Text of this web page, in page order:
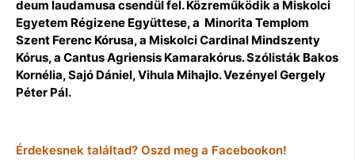
deum laudamusa csendül fel. Közreműködik a Miskolci
Egyetem Régizene Együttese, a Minorita Templom
Szent Ferenc Kórusa, a Miskolci Cardinal Mindszenty
Kórus, a Cantus Agriensis Kamarakórus. Szólisták Bakos
Kornélia, Sajó Dániel, Vihula Mihajlo. Vezényel Gergely
Péter Pál.
Érdekesnek találtad? Oszd meg a Facebookon!